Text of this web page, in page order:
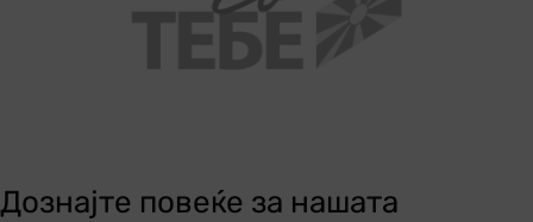
Дознајте повеќе за нашата